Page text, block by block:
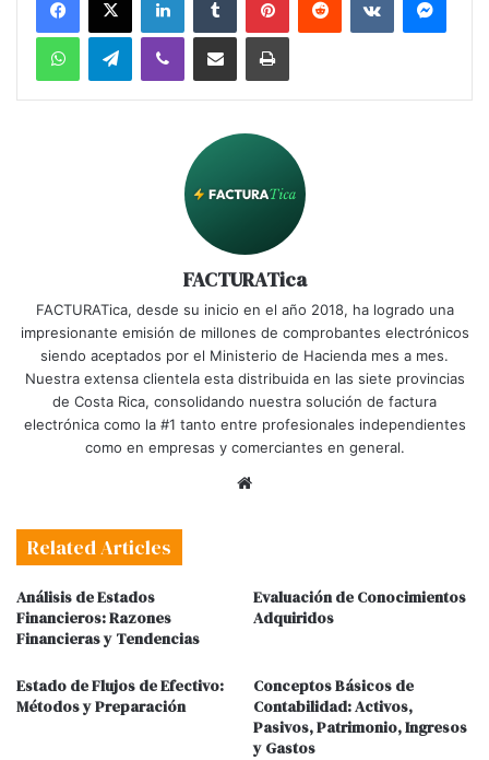
WhatsAppTelegramViber Share via Email Print
FACTURATica
FACTURATica, desde su inicio en el año 2018, ha logrado una
impresionante emisión de millones de comprobantes electrónicos
siendo aceptados por el Ministerio de Hacienda mes a mes.
Nuestra extensa clientela esta distribuida en las siete provincias
de Costa Rica, consolidando nuestra solución de factura
electrónica como la #1 tanto entre profesionales independientes
como en empresas y comerciantes en general.
Related Articles
Análisis de Estados
Financieros: Razones
Financieras y Tendencias
Evaluación de Conocimientos
Adquiridos
Estado de Flujos de Efectivo:
Métodos y Preparación
Conceptos Básicos de
Contabilidad: Activos,
Pasivos, Patrimonio, Ingresos
y Gastos